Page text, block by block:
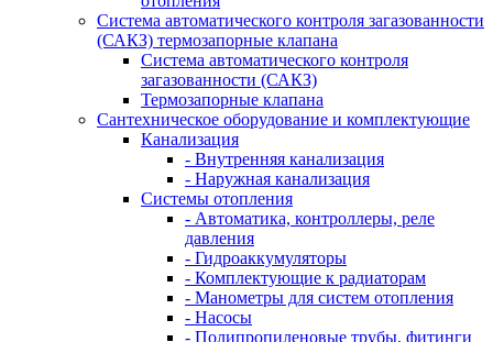
Система автоматического контроля загазованности
(САКЗ) термозапорные клапана
Система автоматического контроля
загазованности (САКЗ)
Термозапорные клапана
Сантехническое оборудование и комплектующие
Канализация
- Внутренняя канализация
- Наружная канализация
Системы отопления
- Автоматика, контроллеры, реле
давления
- Гидроаккумуляторы
- Комплектующие к радиаторам
- Манометры для систем отопления
- Насосы
- Полипропиленовые трубы, фитинги